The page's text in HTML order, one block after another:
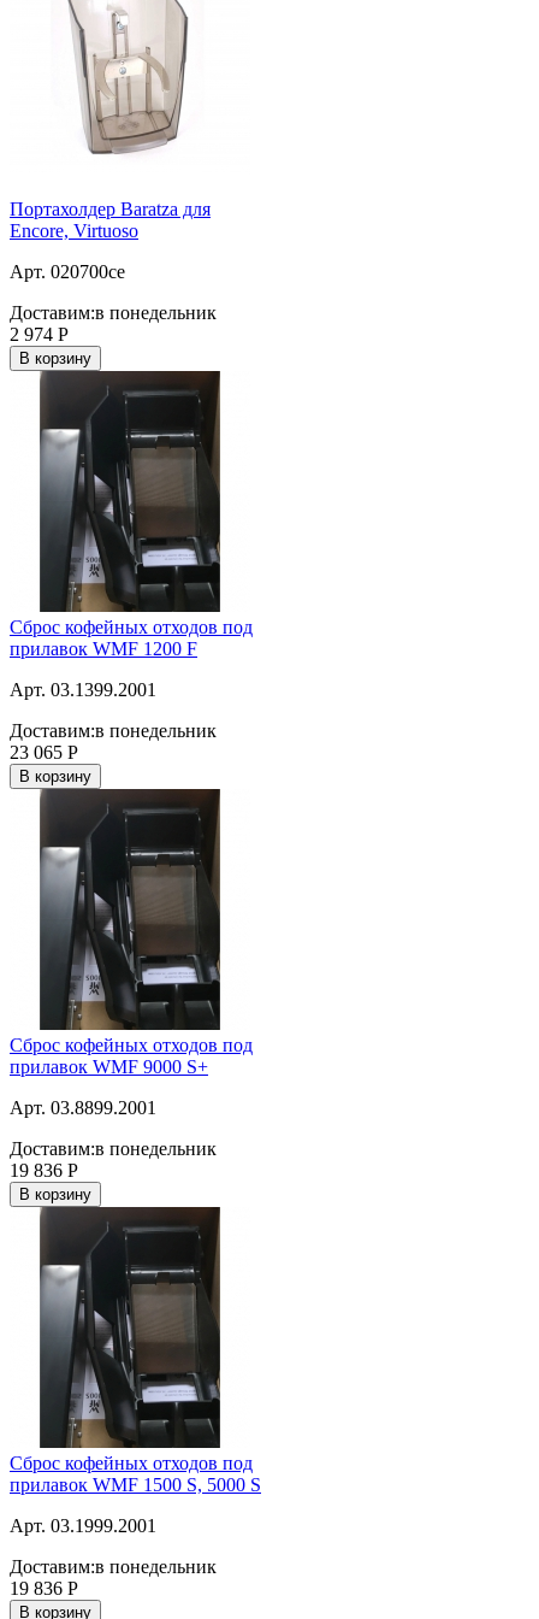
Портахолдер Baratza для
Encore, Virtuoso
Арт. 020700ce
Доставим:в понедельник
2 974 Р
В корзину
Сброс кофейных отходов под
прилавок WMF 1200 F
Арт. 03.1399.2001
Доставим:в понедельник
23 065 Р
В корзину
Сброс кофейных отходов под
прилавок WMF 9000 S+
Арт. 03.8899.2001
Доставим:в понедельник
19 836 Р
В корзину
Сброс кофейных отходов под
прилавок WMF 1500 S, 5000 S
Арт. 03.1999.2001
Доставим:в понедельник
19 836 Р
В корзину